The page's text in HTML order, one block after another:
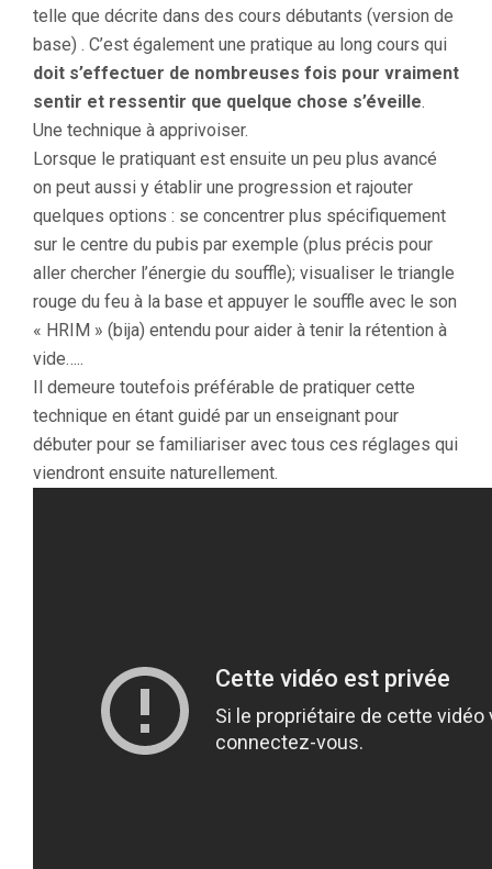
telle que décrite dans des cours débutants (version de
base) . C’est également une pratique au long cours qui
doit s’effectuer de nombreuses fois pour vraiment
sentir et ressentir que quelque chose s’éveille.
Une technique à apprivoiser.
Lorsque le pratiquant est ensuite un peu plus avancé
on peut aussi y établir une progression et rajouter
quelques options : se concentrer plus spécifiquement
sur le centre du pubis par exemple (plus précis pour
aller chercher l’énergie du souffle); visualiser le triangle
rouge du feu à la base et appuyer le souffle avec le son
« HRIM » (bija) entendu pour aider à tenir la rétention à
vide…..
Il demeure toutefois préférable de pratiquer cette
technique en étant guidé par un enseignant pour
débuter pour se familiariser avec tous ces réglages qui
viendront ensuite naturellement.